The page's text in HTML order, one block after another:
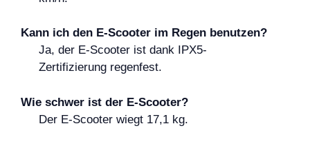
Kann ich den E-Scooter im Regen benutzen?
Ja, der E-Scooter ist dank IPX5-
Zertifizierung regenfest.
Wie schwer ist der E-Scooter?
Der E-Scooter wiegt 17,1 kg.